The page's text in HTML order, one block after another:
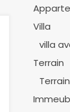
Villa
villa
Terrain